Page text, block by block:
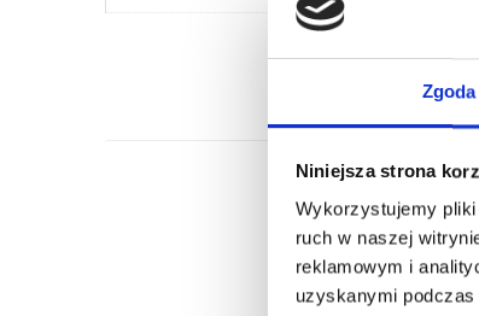
Zgoda
Niniejsza strona
Wykorzystujemy
ruch w naszej
reklamowym i
uzyskanymi podczas